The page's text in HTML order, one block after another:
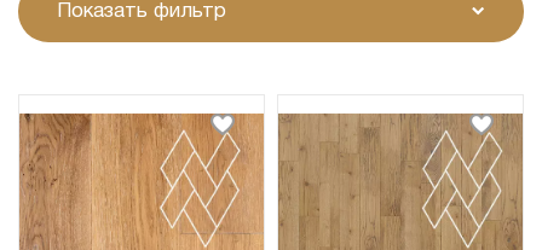
Показать фильтр